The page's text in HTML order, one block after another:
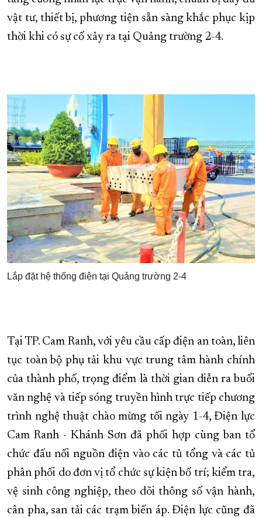
vật tư, thiết bị, phương tiện sẵn sàng khắc phục kịp
thời khi có sự cố xảy ra tại Quảng trường 2-4.
Lắp đặt hệ thống điện tại Quảng trường 2-4
Tại TP. Cam Ranh, với yêu cầu cấp điện an toàn, liên
tục toàn bộ phụ tải khu vực trung tâm hành chính
của thành phố, trọng điểm là thời gian diễn ra buổi
văn nghệ và tiếp sóng truyền hình trực tiếp chương
trình nghệ thuật chào mừng tối ngày 1-4, Điện lực
Cam Ranh - Khánh Sơn đã phối hợp cùng ban tổ
chức đấu nối nguồn điện vào các tủ tổng và các tủ
phân phối do đơn vị tổ chức sự kiện bố trí; kiểm tra,
vệ sinh công nghiệp, theo dõi thông số vận hành,
cân pha, san tải các trạm biến áp. Điện lực cũng đã